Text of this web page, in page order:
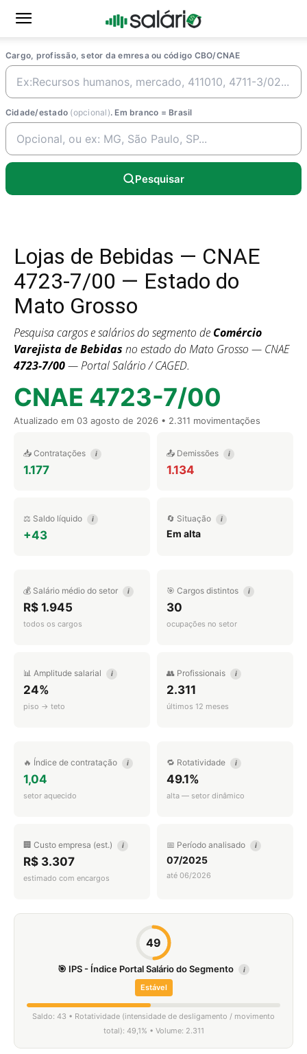
Cargo, profissão, setor da emresa ou código CBO/CNAE
Cidade/estado (opcional). Em branco = Brasil
Pesquisar
Lojas de Bebidas — CNAE
4723-7/00 — Estado do
Mato Grosso
Pesquisa cargos e salários do segmento de Comércio
Varejista de Bebidas no estado do Mato Grosso — CNAE
4723-7/00— Portal Salário / CAGED.
CNAE 4723-7/00
Atualizado em 03 agosto de 2026 • 2.311 movimentações
📥 Contratações i
1.177
📤 Demissões i
1.134
⚖️ Saldo líquido i
+43
🔄 Situação i
Em alta
💰 Salário médio do setor i
R$ 1.945
todos os cargos
🎯 Cargos distintos i
30
ocupações no setor
📊 Amplitude salarial i
24%
piso → teto
👥 Profissionais i
2.311
últimos 12 meses
🔥 Índice de contratação i
1,04
setor aquecido
🔁 Rotatividade i
49.1%
alta — setor dinâmico
🏢 Custo empresa (est.) i
R$ 3.307
estimado com encargos
📅 Período analisado i
07/2025
até 06/2026
49
🎯 IPS - Índice Portal Salário do Segmento i
Estável
Saldo: 43 • Rotatividade (intensidade de desligamento / movimento
total): 49,1% • Volume: 2.311